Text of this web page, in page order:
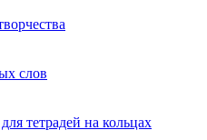
слов
тетрадей на кольцах